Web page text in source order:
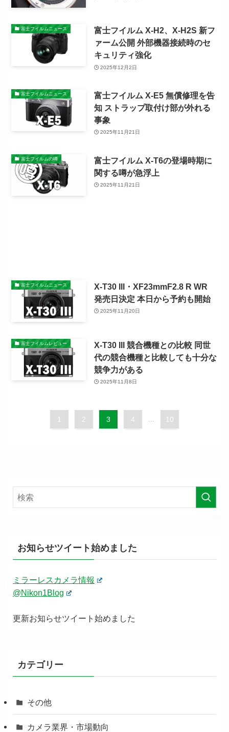
富士フイルムニュース
富士フイルム X-H2、X-H2S 新フ
ァーム公開 外部機器接続時のセ
キュリティ強化
2025年12月2日
富士フイルムニュース
富士フイルム X-E5 無償修理を告
知 ストラップ取付け部が外れる
事象
2025年11月21日
富士フイルムの噂
富士フイルム X-T6の登場時期に
関する噂が急浮上
2025年11月21日
富士フイルムニュース
X-T30 III・XF23mmF2.8 R WR
発売日決定 本日から予約も開始
2025年11月20日
富士フイルムレビュー
X-T30 III 競合機種との比較 同世
代の競合機種と比較しても十分な
競争力がある
2025年11月8日
1 2 3 4 ... 10
お知らせツイート始めました
ミラーレスカメラ情報
@Nikon1Blog
更新お知らせツイート始めました
カテゴリー
その他
カメラ業界・市場動向